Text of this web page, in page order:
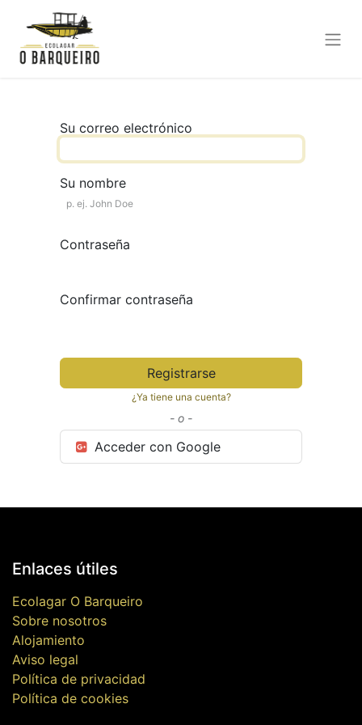
Su correo electrónico
Su nombre
Contraseña
Confirmar contraseña
Registrarse
¿Ya tiene una cuenta?
- o -
Acceder con Google
Enlaces útiles
Ecolagar O Barqueiro
Sobre nosotros
Alojamiento
Aviso legal
Política de privacidad
Política de cookies